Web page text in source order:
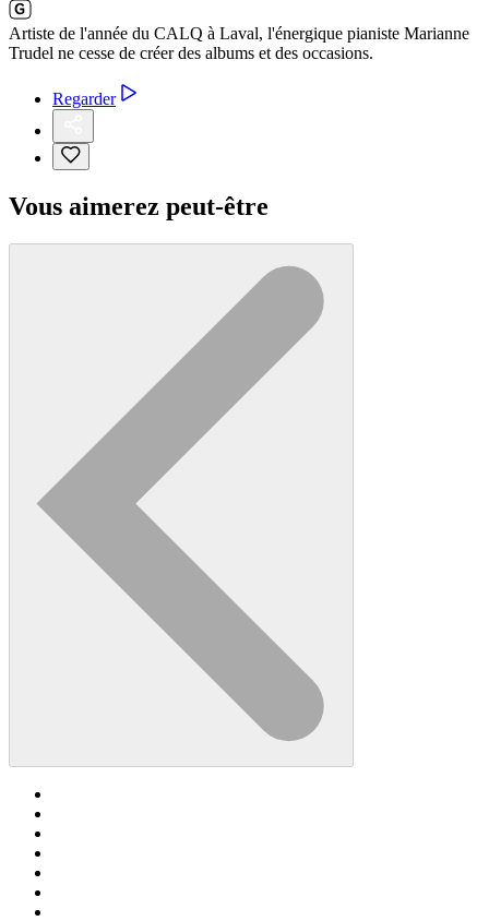
Artiste de l'année du CALQ à Laval, l'énergique pianiste Marianne
Trudel ne cesse de créer des albums et des occasions.
Regarder
Vous aimerez peut-être